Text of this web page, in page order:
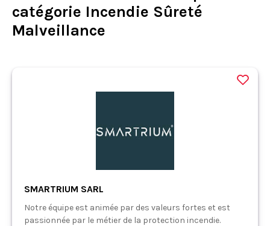
catégorie Incendie Sûreté
Malveillance
SMARTRIUM SARL
Notre équipe est animée par des valeurs fortes et est
passionnée par le métier de la protection incendie.